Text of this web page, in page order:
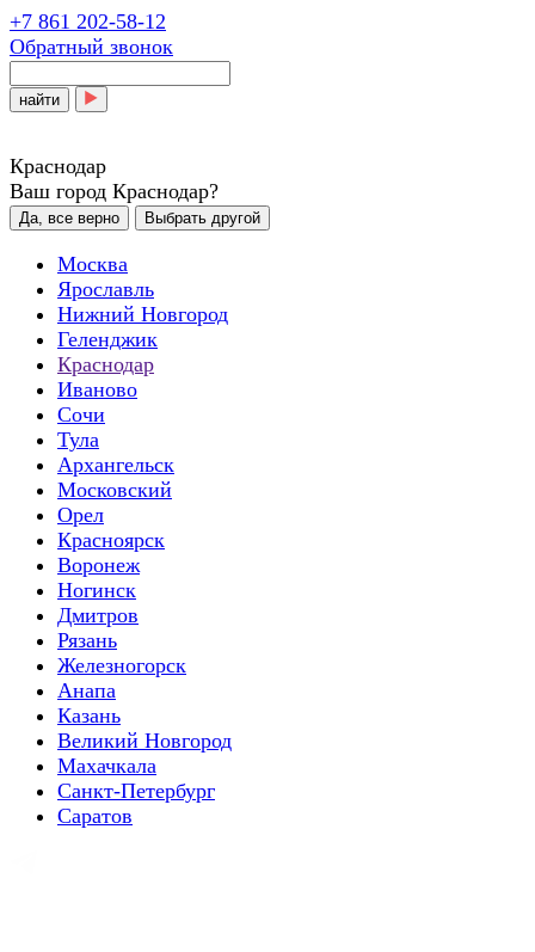
+7 861 202-58-12
Обратный звонок
найти
Краснодар
Ваш город Краснодар?
Да, все верно Выбрать другой
Москва
Ярославль
Нижний Новгород
Геленджик
Краснодар
Иваново
Сочи
Тула
Архангельск
Московский
Орел
Красноярск
Воронеж
Ногинск
Дмитров
Рязань
Железногорск
Анапа
Казань
Великий Новгород
Махачкала
Санкт-Петербург
Саратов